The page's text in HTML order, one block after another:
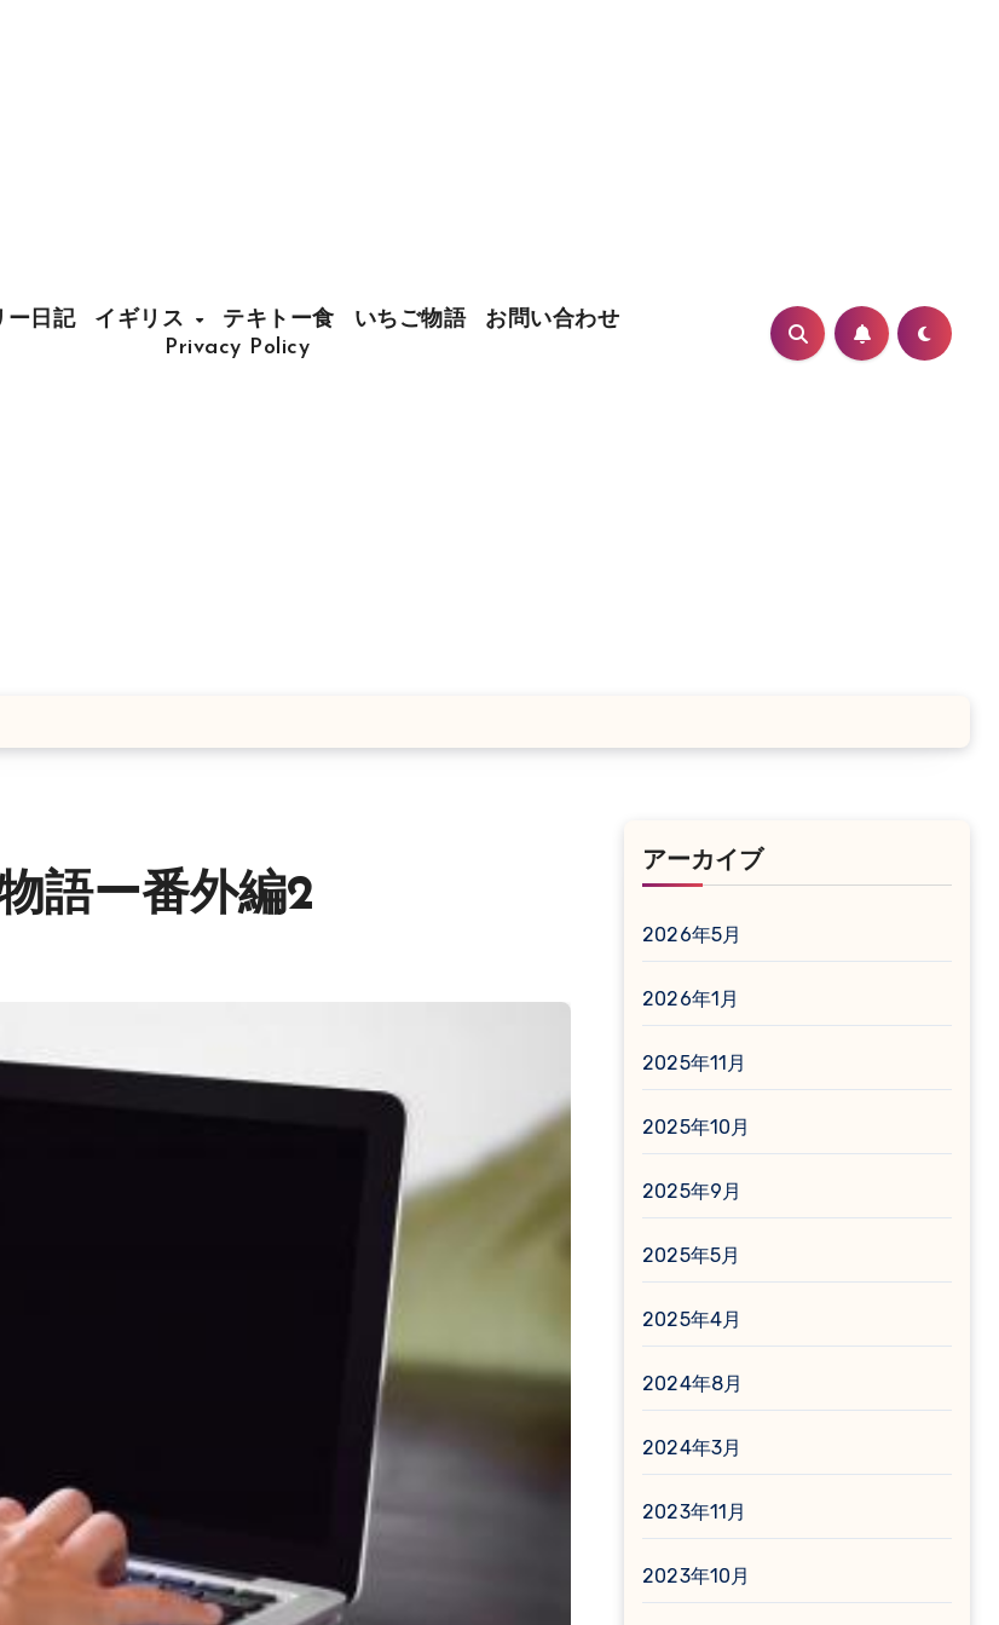
ー日記 イギリス テキトー食 いちご物語
お問い合わせ
Privacy Policy
語ー番外編2
アーカイブ
2026年5月
2026年1月
2025年11月
2025年10月
2025年9月
2025年5月
2025年4月
2024年8月
2024年3月
2023年11月
2023年10月